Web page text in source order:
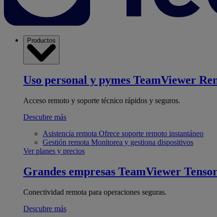
Productos
Uso personal y pymes TeamViewer
Acceso remoto y soporte técnico rápidos y seguros.
Descubre más
Asistencia remota Ofrece soporte remoto instantáneo
Gestión remota Monitorea y gestiona dispositivos
Ver planes y precios
Grandes empresas TeamViewer Tensor
Conectividad remota para operaciones seguras.
Descubre más